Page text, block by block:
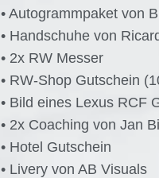
• Autogrammpaket von
• Handschuhe von
• 2x RW Messer
• RW-Shop Gutschein
• Bild eines Lexus RCF
• 2x Coaching von Jan
• Hotel Gutschein
• Livery von AB Visuals